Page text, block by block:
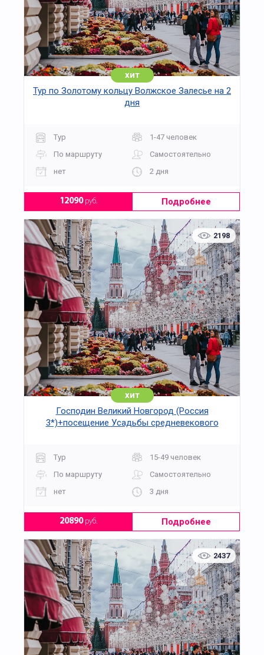
хит
Тур по Золотому кольцу Волжское Залесье на 2
дня
Тур
1-47 человек
По маршруту
Самостоятельно
нет
2 дня
12090руб. Подробнее
2198
хит
Господин Великий Новгород (Россия
3*)+посещение Усадьбы средневекового
Тур
15-49 человек
По маршруту
Самостоятельно
нет
3 дня
20890руб. Подробнее
2437